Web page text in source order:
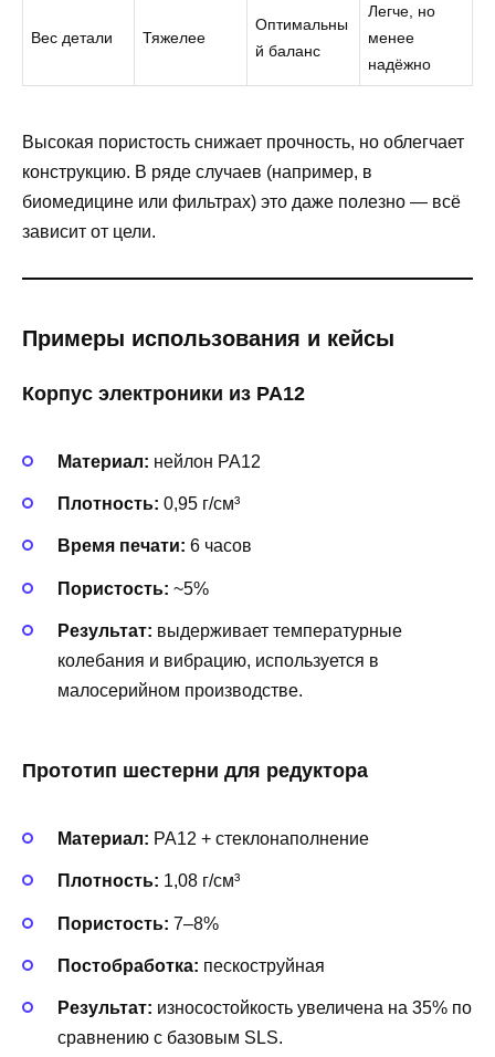
Вес детали Тяжелее
Оптимальны
й баланс
Легче, но
менее
надёжно
Высокая пористость снижает прочность, но облегчает
конструкцию. В ряде случаев (например, в
биомедицине или фильтрах) это даже полезно — всё
зависит от цели.
Примеры использования и кейсы
Корпус электроники из PA12
Материал: нейлон PA12
Плотность: 0,95 г/см³
Время печати: 6 часов
Пористость: ~5%
Результат: выдерживает температурные
колебания и вибрацию, используется в
малосерийном производстве.
Прототип шестерни для редуктора
Материал: PA12 + стеклонаполнение
Плотность: 1,08 г/см³
Пористость: 7–8%
Постобработка: пескоструйная
Результат: износостойкость увеличена на 35% по
сравнению с базовым SLS.